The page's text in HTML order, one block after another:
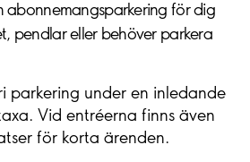
abonnemangsparkering för dig
pendlar eller behöver parkera
parkering under en inledande
Vid entréerna finns även
för korta ärenden.